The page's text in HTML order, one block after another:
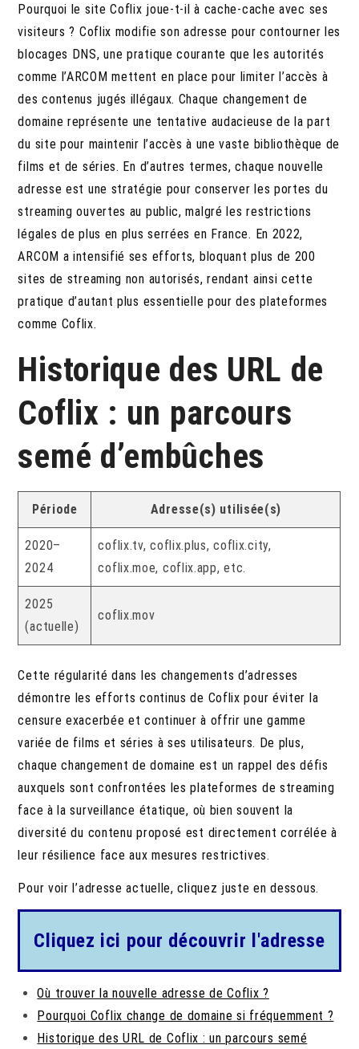
Pourquoi le site Coflix joue-t-il à cache-cache avec ses
visiteurs ? Coflix modifie son adresse pour contourner les
blocages DNS, une pratique courante que les autorités
comme l’ARCOM mettent en place pour limiter l’accès à
des contenus jugés illégaux. Chaque changement de
domaine représente une tentative audacieuse de la part
du site pour maintenir l’accès à une vaste bibliothèque de
films et de séries. En d’autres termes, chaque nouvelle
adresse est une stratégie pour conserver les portes du
streaming ouvertes au public, malgré les restrictions
légales de plus en plus serrées en France. En 2022,
ARCOM a intensifié ses efforts, bloquant plus de 200
sites de streaming non autorisés, rendant ainsi cette
pratique d’autant plus essentielle pour des plateformes
comme Coflix.
Historique des URL de
Coflix : un parcours
semé d’embûches
Période Adresse(s) utilisée(s)
2020–
2024
coflix.tv, coflix.plus, coflix.city,
coflix.moe, coflix.app, etc.
2025
(actuelle)
coflix.mov
Cette régularité dans les changements d’adresses
démontre les efforts continus de Coflix pour éviter la
censure exacerbée et continuer à offrir une gamme
variée de films et séries à ses utilisateurs. De plus,
chaque changement de domaine est un rappel des défis
auxquels sont confrontées les plateformes de streaming
face à la surveillance étatique, où bien souvent la
diversité du contenu proposé est directement corrélée à
leur résilience face aux mesures restrictives.
Pour voir l’adresse actuelle, cliquez juste en dessous.
Cliquez ici pour découvrir l'adresse
Où trouver la nouvelle adresse de Coflix ?
Pourquoi Coflix change de domaine si fréquemment ?
Historique des URL de Coflix : un parcours semé